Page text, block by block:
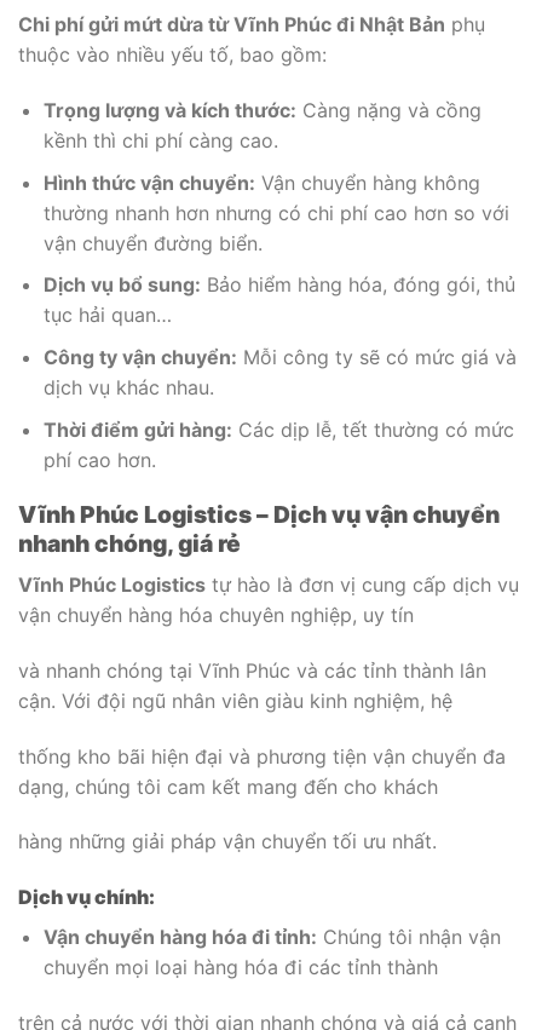
Chi phí gửi mứt dừa từ Vĩnh Phúc đi Nhật Bản phụ
thuộc vào nhiều yếu tố, bao gồm:
Trọng lượng và kích thước: Càng nặng và cồng
kềnh thì chi phí càng cao.
Hình thức vận chuyển: Vận chuyển hàng không
thường nhanh hơn nhưng có chi phí cao hơn so với
vận chuyển đường biển.
Dịch vụ bổ sung: Bảo hiểm hàng hóa, đóng gói, thủ
tục hải quan…
Công ty vận chuyển: Mỗi công ty sẽ có mức giá và
dịch vụ khác nhau.
Thời điểm gửi hàng: Các dịp lễ, tết thường có mức
phí cao hơn.
Vĩnh Phúc Logistics – Dịch vụ vận chuyển
nhanh chóng, giá rẻ
Vĩnh Phúc Logistics tự hào là đơn vị cung cấp dịch vụ
vận chuyển hàng hóa chuyên nghiệp, uy tín
và nhanh chóng tại Vĩnh Phúc và các tỉnh thành lân
cận. Với đội ngũ nhân viên giàu kinh nghiệm, hệ
thống kho bãi hiện đại và phương tiện vận chuyển đa
dạng, chúng tôi cam kết mang đến cho khách
hàng những giải pháp vận chuyển tối ưu nhất.
Dịch vụ chính:
Vận chuyển hàng hóa đi tỉnh: Chúng tôi nhận vận
chuyển mọi loại hàng hóa đi các tỉnh thành
trên cả nước với thời gian nhanh chóng và giá cả cạnh